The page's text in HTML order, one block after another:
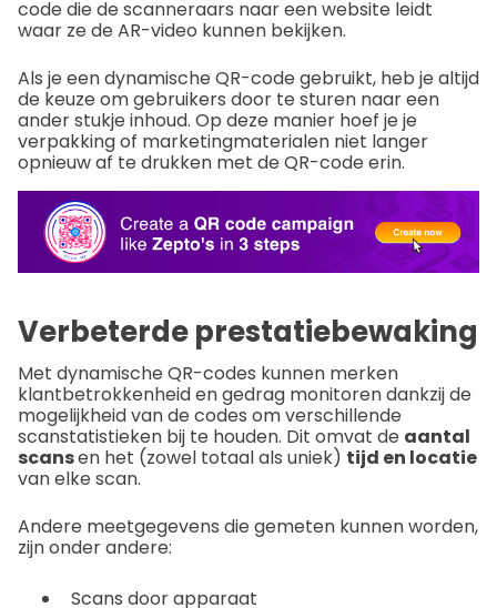
code die de scanneraars naar een website leidt
waar ze de AR-video kunnen bekijken.
Als je een dynamische QR-code gebruikt, heb je altijd
de keuze om gebruikers door te sturen naar een
ander stukje inhoud. Op deze manier hoef je je
verpakking of marketingmaterialen niet langer
opnieuw af te drukken met de QR-code erin.
Verbeterde prestatiebewaking
Met dynamische QR-codes kunnen merken
klantbetrokkenheid en gedrag monitoren dankzij de
mogelijkheid van de codes om verschillende
scanstatistieken bij te houden. Dit omvat de aantal
scansen het (zowel totaal als uniek) tijd en locatie
van elke scan.
Andere meetgegevens die gemeten kunnen worden,
zijn onder andere:
Scans door apparaat